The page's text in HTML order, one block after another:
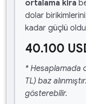
ortalama kira
dolar
kadar güçlü
40.100
* Hesaplamada
TL) baz
gösterebilir.